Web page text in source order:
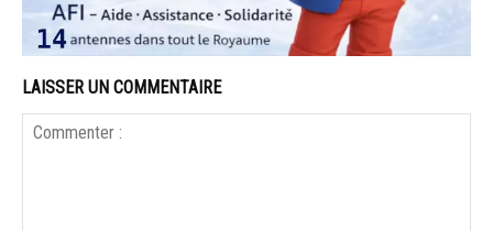
LAISSER UN COMMENTAIRE